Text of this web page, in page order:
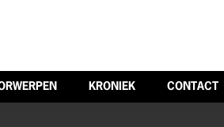
KRONIEK CONTACT